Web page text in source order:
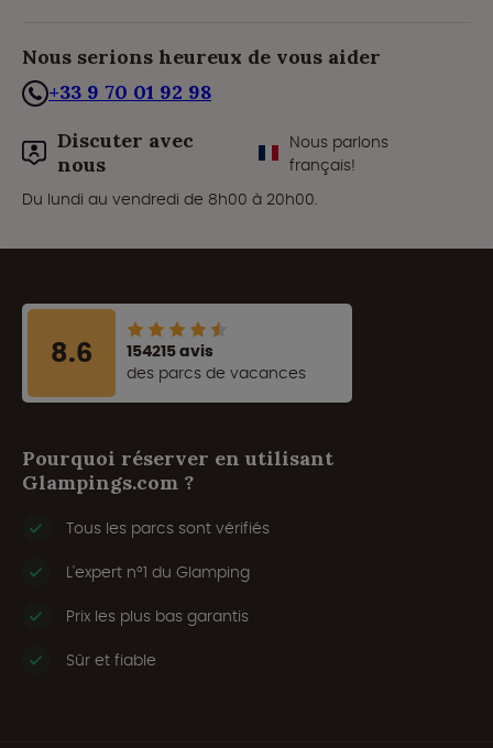
Nous serions heureux de vous aider
+33 9 70 01 92 98
Discuter avec
nous
Nous parlons
français!
Du lundi au vendredi de 8h00 à 20h00.
8.6
154215 avis
des parcs de vacances
Pourquoi réserver en utilisant
Glampings.com ?
Tous les parcs sont vérifiés
L'expert n°1 du Glamping
Prix les plus bas garantis
Sûr et fiable